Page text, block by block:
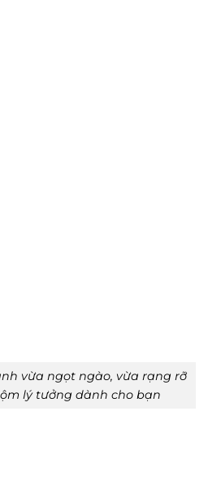
vừa ngọt ngào, vừa rạng rỡ
lý tưởng dành cho bạn